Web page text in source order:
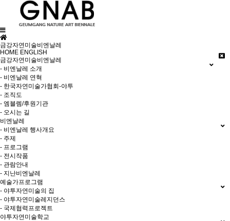
금강자연미술비엔날레
HOME ENGLISH
금강자연미술비엔날레
- 비엔날레 소개
- 비엔날레 연혁
- 한국자연미술가협회-야투
- 조직도
- 엠블렘/후원기관
- 오시는 길
비엔날레
- 비엔날레 행사개요
- 주제
- 프로그램
- 전시작품
- 관람안내
- 지난비엔날레
예술가프로그램
- 야투자연미술의 집
- 야투자연미술레지던스
- 국제협력프로젝트
야투자연미술학교